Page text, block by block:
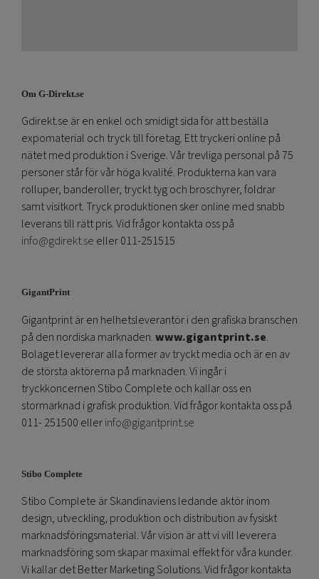
Om G-Direkt.se
Gdirekt.se är en enkel och smidigt sida för att beställa
expomaterial och tryck till företag. Ett tryckeri online på
nätet med produktion i Sverige. Vår trevliga personal på 75
personer står för vår höga kvalité. Produkterna kan vara
rolluper, banderoller, tryckt tyg och broschyrer, foldrar
samt visitkort. Tryck produktionen sker online med snabb
leverans till rätt pris. Vid frågor kontakta oss på
info@gdirekt.se eller 011-251515
GigantPrint
Gigantprint är en helhetsleverantör i den grafiska branschen
på den nordiska marknaden.www.gigantprint.se.
Bolaget levererar alla former av tryckt media och är en av
de största aktörerna på marknaden. Vi ingår i
tryckkoncernen Stibo Complete och kallar oss en
stormarknad i grafisk produktion. Vid frågor kontakta oss på
011- 251500 ellerinfo@gigantprint.se
Stibo Complete
Stibo Complete är Skandinaviens ledande aktör inom
design, utveckling, produktion och distribution av fysiskt
marknadsföringsmaterial. Vår vision är att vi vill leverera
marknadsföring som skapar maximal effekt för våra kunder.
Vi kallar det Better Marketing Solutions. Vid frågor kontakta